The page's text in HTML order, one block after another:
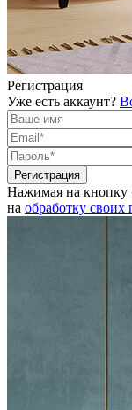
Регистрация
Уже есть аккаунт?
Нажимая на кнопку
на обработку